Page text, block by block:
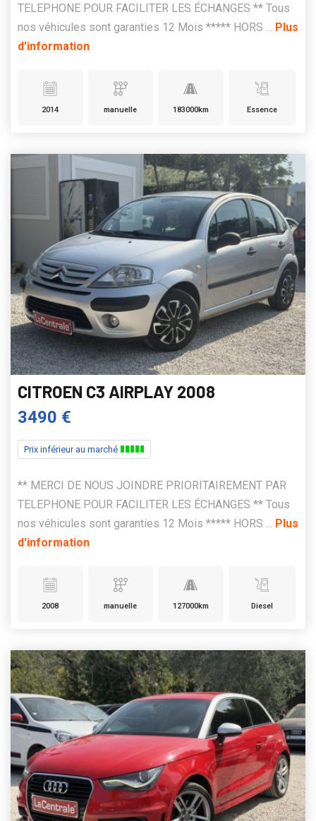
TELEPHONE POUR FACILITER LES ÉCHANGES ** Tous
nos véhicules sont garanties 12 Mois ***** HORS ... Plus
d'information
2014 manuelle 183000km Essence
CITROEN C3 AIRPLAY 2008
3490 €
Prix inférieur au marché
** MERCI DE NOUS JOINDRE PRIORITAIREMENT PAR
TELEPHONE POUR FACILITER LES ÉCHANGES ** Tous
nos véhicules sont garanties 12 Mois ***** HORS ... Plus
d'information
2008 manuelle 127000km Diesel